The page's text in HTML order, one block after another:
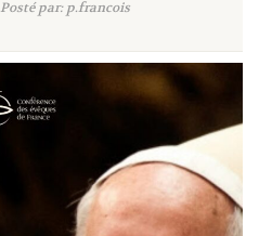
Posté par: p.francois